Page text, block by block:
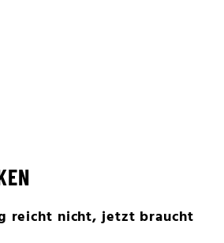
reicht nicht, jetzt braucht